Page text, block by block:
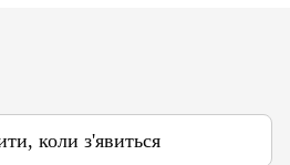
коли з'явиться